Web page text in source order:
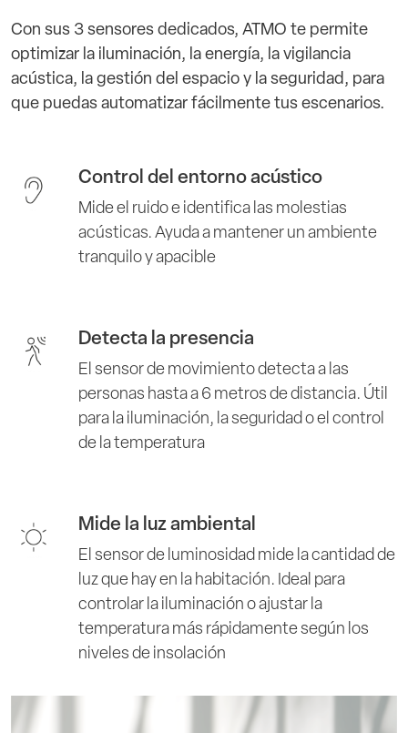
Con sus 3 sensores dedicados, ATMO te permite
optimizar la iluminación, la energía, la vigilancia
acústica, la gestión del espacio y la seguridad, para
que puedas automatizar fácilmente tus escenarios.
Control del entorno acústico
Mide el ruido e identifica las molestias
acústicas. Ayuda a mantener un ambiente
tranquilo y apacible
Detecta la presencia
El sensor de movimiento detecta a las
personas hasta a 6 metros de distancia. Útil
para la iluminación, la seguridad o el control
de la temperatura
Mide la luz ambiental
El sensor de luminosidad mide la cantidad de
luz que hay en la habitación. Ideal para
controlar la iluminación o ajustar la
temperatura más rápidamente según los
niveles de insolación